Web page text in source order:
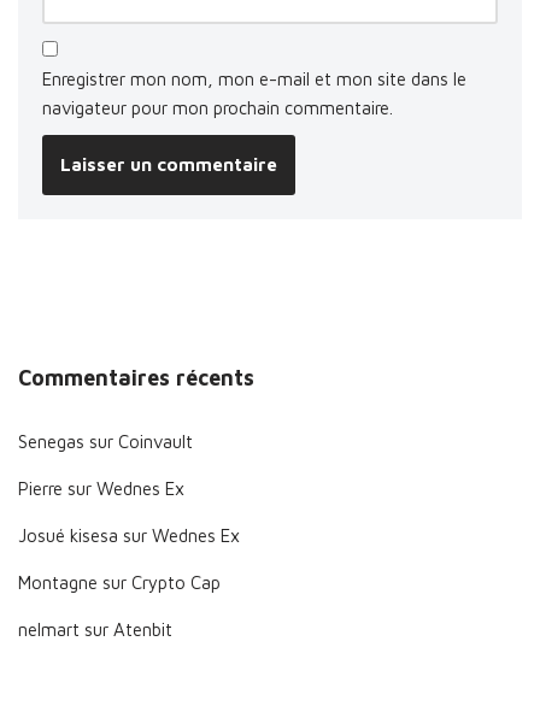
Enregistrer mon nom, mon e-mail et mon site dans le
navigateur pour mon prochain commentaire.
Commentaires récents
Senegas sur Coinvault
Pierre sur Wednes Ex
Josué kisesa sur Wednes Ex
Montagne sur Crypto Cap
nelmart sur Atenbit